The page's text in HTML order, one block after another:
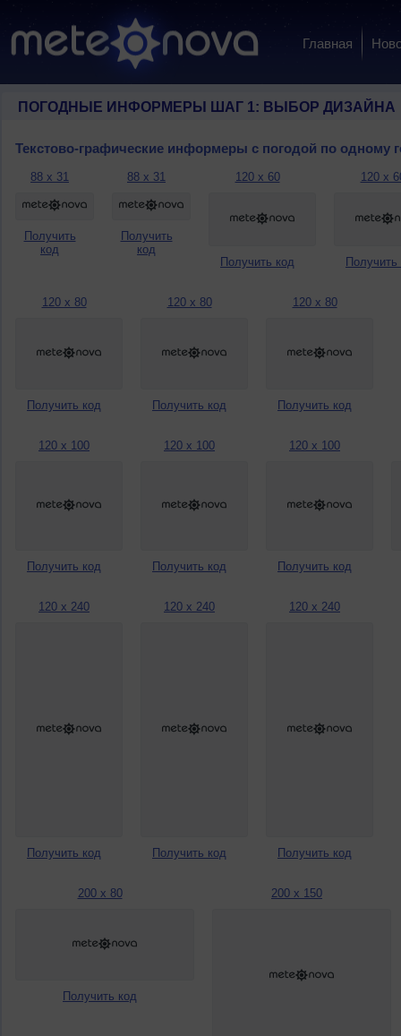
Главная
ПОГОДНЫЕ ИНФОРМЕРЫ ШАГ 1: ВЫБОР ДИЗАЙНА
Текстово-графические информеры с погодой по одному
88 x 31
Получить
код
88 x 31
Получить
код
120 x 60
Получить код
120 x
Получить
120 x 80
Получить код
120 x 80
Получить код
120 x 80
Получить код
120 x 100
Получить код
120 x 100
Получить код
120 x 100
Получить код
120 x 240
Получить код
120 x 240
Получить код
120 x 240
Получить код
200 x 80
Получить код
200 x 150